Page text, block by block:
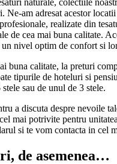
naturale, colectiile
Ne-am adresat acestor
realizate din
de cea mai buna calitate.
nivel optim de confort si
buna calitate, la preturi
tipurile de hoteluri si
sau de unul de 3 stele.
a discuta despre nevoile
mai potrivite pentru
si te vom contacta in cel
de asemenea…